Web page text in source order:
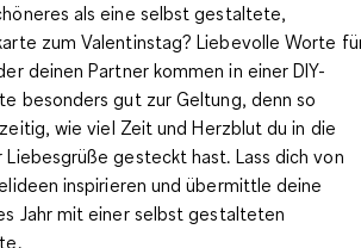
als eine selbst gestaltete,
zum Valentinstag? Liebevolle Worte
deinen Partner kommen in einer DIY-
besonders gut zur Geltung, denn so
wie viel Zeit und Herzblut du in die
gesteckt hast. Lass dich von
inspirieren und übermittle deine
Jahr mit einer selbst gestalteten